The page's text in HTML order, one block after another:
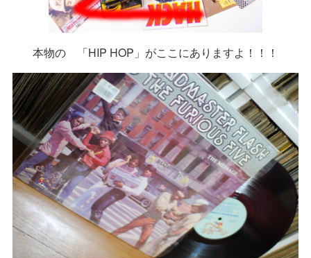
本物の 「HIP HOP」がここにありますよ！！！